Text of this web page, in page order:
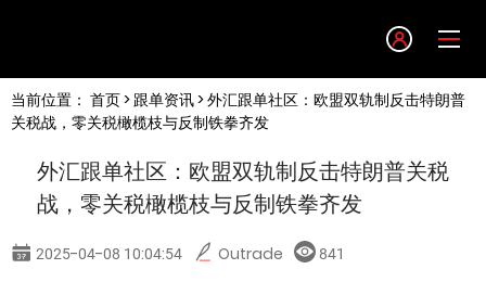
English
简体中文
当前位置： 首页> 跟单资讯> 外汇跟单社区：欧盟双轨制反击特朗普
关税战，零关税橄榄枝与反制铁拳齐发
外汇跟单社区：欧盟双轨制反击特朗普关税
战，零关税橄榄枝与反制铁拳齐发
2025-04-08 10:04:54 Outrade 841